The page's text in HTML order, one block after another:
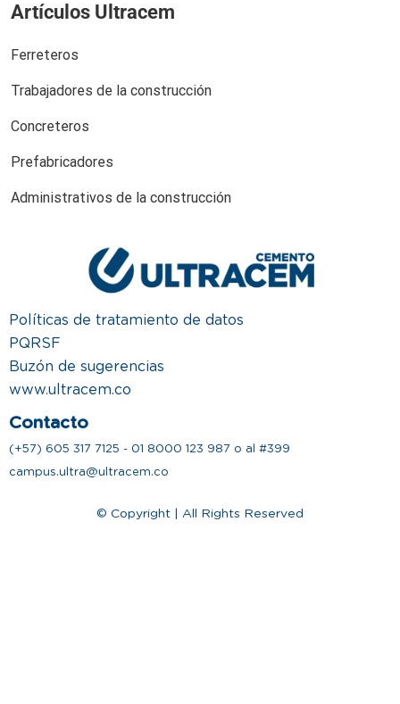
Artículos Ultracem
Ferreteros
Trabajadores de la construcción
Concreteros
Prefabricadores
Administrativos de la construcción
Políticas de tratamiento de datos
PQRSF
Buzón de sugerencias
www.ultracem.co
Contacto
(+57) 605 317 7125 - 01 8000 123 987 o al #399
campus.ultra@ultracem.co
© Copyright | All Rights Reserved